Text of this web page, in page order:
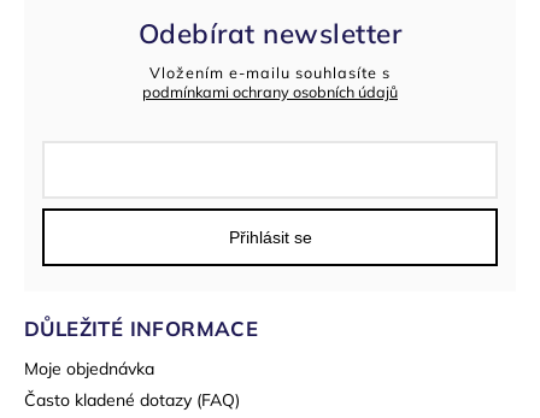
Odebírat newsletter
Vložením e-mailu souhlasíte s
podmínkami ochrany osobních údajů
Přihlásit se
DŮLEŽITÉ INFORMACE
Moje objednávka
Často kladené dotazy (FAQ)